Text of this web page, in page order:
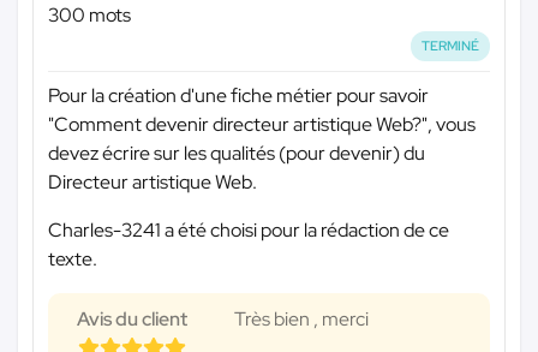
300 mots
TERMINÉ
Pour la création d'une fiche métier pour savoir
"Comment devenir directeur artistique Web?", vous
devez écrire sur les qualités (pour devenir) du
Directeur artistique Web.
Charles-3241 a été choisi pour la rédaction de ce
texte.
Avis du client Très bien , merci